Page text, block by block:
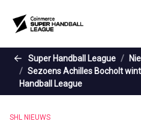
Super Handball League
Sezoens Achilles Bocholt
Handball League
SHL NIEUWS